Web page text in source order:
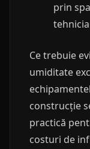
prin
Ce trebuie
umiditate
construcție
practică
costuri de